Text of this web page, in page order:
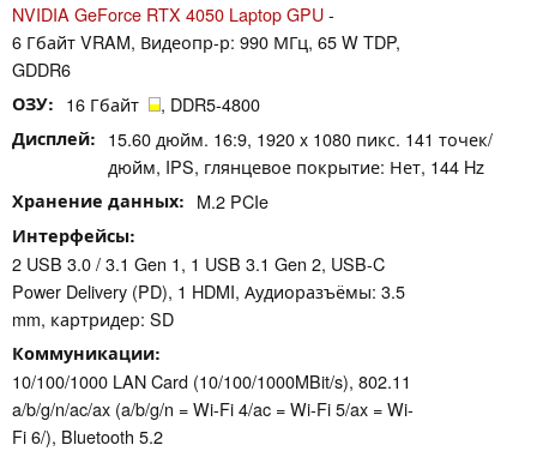
NVIDIA GeForce RTX 4050 Laptop GPU-
6 Гбайт VRAM, Видеопр-р: 990 МГц, 65 W TDP,
GDDR6
ОЗУ 16 Гбайт , DDR5-4800
Дисплей
15.60 дюйм. 16:9, 1920 x 1080 пикс. 141 точек/
дюйм, IPS, глянцевое покрытие: Нет, 144 Hz
Хранение данных M.2 PCIe
Интерфейсы
2 USB 3.0 / 3.1 Gen 1, 1 USB 3.1 Gen 2, USB-C
Power Delivery (PD), 1 HDMI, Аудиоразъёмы: 3.5
mm, картридер: SD
Коммуникации
10/100/1000 LAN Card (10/100/1000MBit/s), 802.11
a/b/g/n/ac/ax (a/b/g/n = Wi-Fi 4/ac = Wi-Fi 5/ax = Wi-
Fi 6/), Bluetooth 5.2